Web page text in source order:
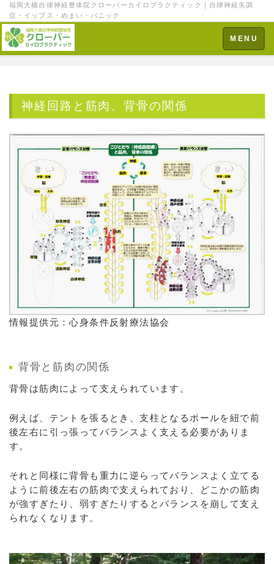
福岡大橋自律神経整体院クローバーカイロプラクティック｜自律神経失調
症・イップス・めまい・パニック
Toggle
navigation
MENU
神経回路と筋肉、背骨の関係
情報提供元：心身条件反射療法協会
背骨と筋肉の関係
背骨は筋肉によって支えられています。
例えば、テントを張るとき、支柱となるポールを紐で前
後左右に引っ張ってバランスよく支える必要がありま
す。
それと同様に背骨も重力に逆らってバランスよく立てる
ように前後左右の筋肉で支えられており、どこかの筋肉
が強すぎたり、弱すぎたりするとバランスを崩して支え
られなくなります。